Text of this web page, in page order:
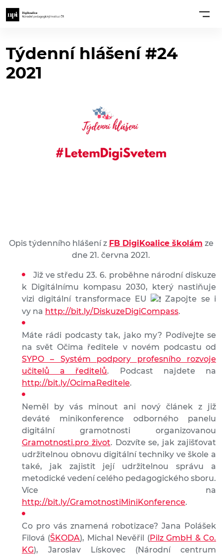
Týdenní hlášení #24
2021
Opis týdenního hlášení z FB DigiKoalice školám ze
dne 21. června 2021.
Již ve středu 23. 6. proběhne národní diskuze
k Digitálnímu kompasu 2030, který nastiňuje
vizi digitální transformace EU
Zapojte se i
vy na http://bit.ly/DiskuzeDigiCompass.
Máte rádi podcasty tak, jako my? Podívejte se
na svět Očima ředitele v novém podcastu od
SYPO – Systém podpory profesního rozvoje
učitelů a ředitelů. Podcast najdete na
http://bit.ly/OcimaReditele.
Neměl by vás minout ani nový článek z již
deváté minikonference odborného panelu
digitální gramotnosti organizovanou
Gramotnosti.pro život. Dozvíte se, jak zajišťovat
udržitelnou obnovu digitální techniky ve škole a
také, jak zajistit její udržitelnou správu a
metodické vedení celého pedagogického sboru.
Více na
http://bit.ly/GramotnostiMiniKonference.
Co pro vás znamená robotizace? Jana Polášek
Filová (ŠKODA), Michal Nevěřil (Pilz GmbH & Co.
KG), Jaroslav Lískovec (Národní centrum